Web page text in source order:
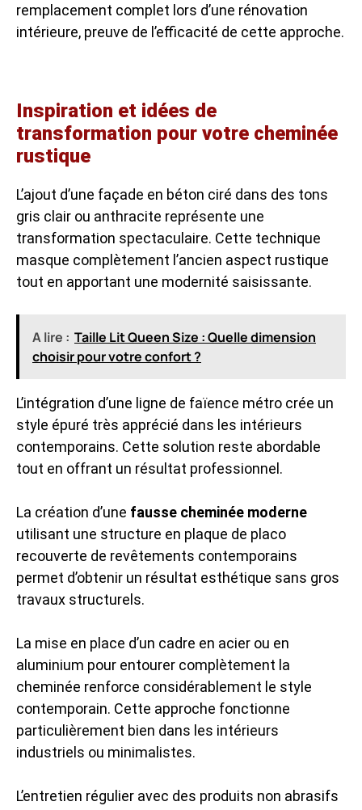
remplacement complet lors d’une rénovation
intérieure, preuve de l’efficacité de cette approche.
Inspiration et idées de
transformation pour votre cheminée
rustique
L’ajout d’une façade en béton ciré dans des tons
gris clair ou anthracite représente une
transformation spectaculaire. Cette technique
masque complètement l’ancien aspect rustique
tout en apportant une modernité saisissante.
A lire : Taille Lit Queen Size : Quelle dimension
choisir pour votre confort ?
L’intégration d’une ligne de faïence métro crée un
style épuré très apprécié dans les intérieurs
contemporains. Cette solution reste abordable
tout en offrant un résultat professionnel.
La création d’une fausse cheminée moderne
utilisant une structure en plaque de placo
recouverte de revêtements contemporains
permet d’obtenir un résultat esthétique sans gros
travaux structurels.
La mise en place d’un cadre en acier ou en
aluminium pour entourer complètement la
cheminée renforce considérablement le style
contemporain. Cette approche fonctionne
particulièrement bien dans les intérieurs
industriels ou minimalistes.
L’entretien régulier avec des produits non abrasifs